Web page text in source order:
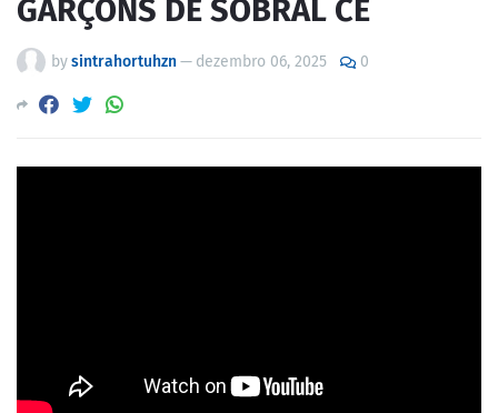
GARÇONS DE SOBRAL CE
bysintrahortuhzn— dezembro 06, 2025 0